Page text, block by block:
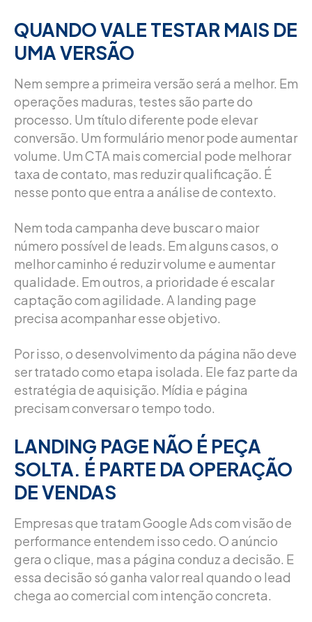
QUANDO VALE TESTAR MAIS DE
UMA VERSÃO
Nem sempre a primeira versão será a melhor. Em
operações maduras, testes são parte do
processo. Um título diferente pode elevar
conversão. Um formulário menor pode aumentar
volume. Um CTA mais comercial pode melhorar
taxa de contato, mas reduzir qualificação. É
nesse ponto que entra a análise de contexto.
Nem toda campanha deve buscar o maior
número possível de leads. Em alguns casos, o
melhor caminho é reduzir volume e aumentar
qualidade. Em outros, a prioridade é escalar
captação com agilidade. A landing page
precisa acompanhar esse objetivo.
Por isso, o desenvolvimento da página não deve
ser tratado como etapa isolada. Ele faz parte da
estratégia de aquisição. Mídia e página
precisam conversar o tempo todo.
LANDING PAGE NÃO É PEÇA
SOLTA. É PARTE DA OPERAÇÃO
DE VENDAS
Empresas que tratam Google Ads com visão de
performance entendem isso cedo. O anúncio
gera o clique, mas a página conduz a decisão. E
essa decisão só ganha valor real quando o lead
chega ao comercial com intenção concreta.